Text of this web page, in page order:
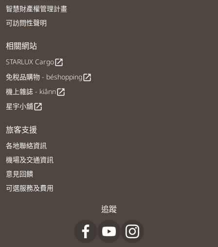
智慧財產權管理計畫
可訪問性聲明
相關網站
STARLUX Cargoopen_in_new
免稅品購物 - béshoppingopen_in_new
機上雜誌 - kiânnopen_in_new
星宇小舖open_in_new
旅客支援
各地聯絡資訊
機場及交通資訊
意見回饋
可選服務及費用
追蹤